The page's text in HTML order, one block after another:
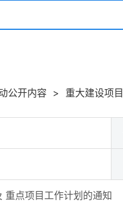
公开内容 > 重大建设项目
点项目工作计划的通知